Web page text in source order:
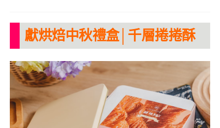
獻烘焙中秋禮盒│千層捲捲酥